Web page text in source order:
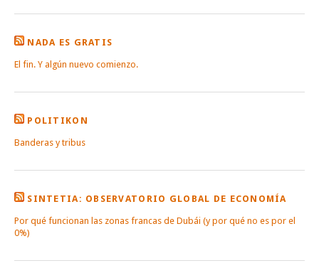
NADA ES GRATIS
El fin. Y algún nuevo comienzo.
POLITIKON
Banderas y tribus
SINTETIA: OBSERVATORIO GLOBAL DE ECONOMÍA
Por qué funcionan las zonas francas de Dubái (y por qué no es por el
0%)